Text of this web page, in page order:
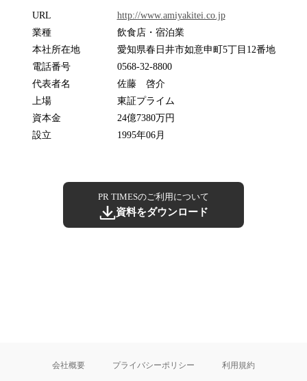
URL
http://www.amiyakitei.co.jp
業種
飲食店・宿泊業
本社所在地
愛知県春日井市如意申町5丁目12番地
電話番号
0568-32-8800
代表者名
佐藤 啓介
上場
東証プライム
資本金
24億7380万円
設立
1995年06月
PR TIMESのご利用について
資料をダウンロード
会社概要 プライバシーポリシー 利用規約